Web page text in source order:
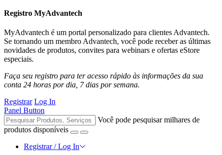
Registro MyAdvantech
MyAdvantech é um portal personalizado para clientes Advantech.
Se tornando um membro Advantech, você pode receber as últimas
novidades de produtos, convites para webinars e ofertas eStore
especiais.
Faça seu registro para ter acesso rápido às informações da sua
conta 24 horas por dia, 7 dias por semana.
Registrar Log In
Panel Button
Você pode pesquisar milhares de
produtos disponíveis
Registrar / Log In